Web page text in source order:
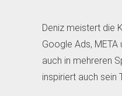
Deniz meistert die
Google Ads,
auch in mehreren
inspiriert auch sein